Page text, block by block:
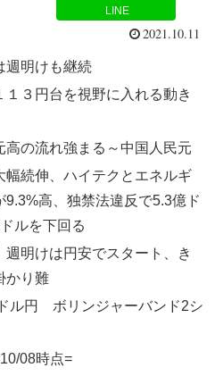
LINE
2021.10.11
週明けも継続
１３円台を視野に入れる動き
高の流れ強まる～中国人民元
続伸、ハイテクとエネルギ
高、独禁法違反で5.3億ド
ルを下回る
週明けは円安でスタート、き
かり難
ル円 ボリンジャーバンド2シ
08時点=